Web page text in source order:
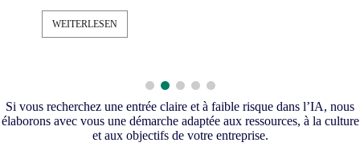
WEITERLESEN
Si vous recherchez une entrée claire et à faible risque dans l’IA, nous
élaborons avec vous une démarche adaptée aux ressources, à la culture
et aux objectifs de votre entreprise.